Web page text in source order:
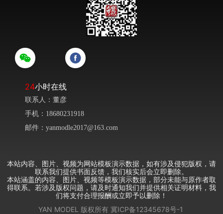
24小时在线
联系人：董彦
手机：18680231918
邮件：yanmodle2017@163.com
本站内容、图片、视频为网站模板演示数据，如有涉及侵犯版权，请
联系我们提供书面反馈，我们核实后会立即删除。
本站涵盖的内容、图片、视频等模板演示数据，部分未能与原作者取
得联系。若涉及版权问题，请及时通知我们并提供相关证明材料，我
们将支付合理报酬或立即予以删除！
YAN MODEL 版权所有 冀ICP备12345678号-1